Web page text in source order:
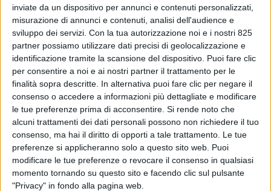
inviate da un dispositivo per annunci e contenuti personalizzati,
misurazione di annunci e contenuti, analisi dell'audience e
sviluppo dei servizi. Con la tua autorizzazione noi e i nostri 825
partner possiamo utilizzare dati precisi di geolocalizzazione e
identificazione tramite la scansione del dispositivo. Puoi fare clic
per consentire a noi e ai nostri partner il trattamento per le
finalità sopra descritte. In alternativa puoi fare clic per negare il
consenso o accedere a informazioni più dettagliate e modificare
le tue preferenze prima di acconsentire. Si rende noto che
alcuni trattamenti dei dati personali possono non richiedere il tuo
consenso, ma hai il diritto di opporti a tale trattamento. Le tue
preferenze si applicheranno solo a questo sito web. Puoi
modificare le tue preferenze o revocare il consenso in qualsiasi
momento tornando su questo sito e facendo clic sul pulsante
"Privacy" in fondo alla pagina web.
Bcube Air Cargo:
diversificazione e
specializzazione spinta
ITALIA 24 LUGLIO 2019